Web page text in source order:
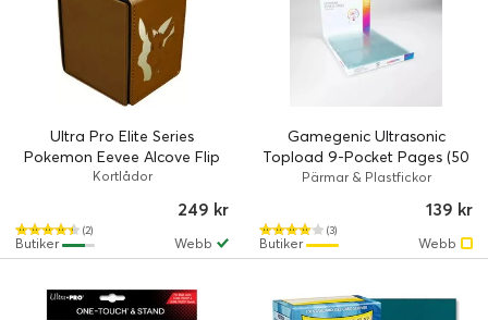
Ultra Pro Elite Series
Pokemon Eevee Alcove Flip
Kortlådor
(2)
249 kr
Webb
Butiker
Gamegenic Ultrasonic
Topload 9-Pocket Pages (50
Pages)
Pärmar & Plastfickor
(3)
139 kr
Webb
Butiker